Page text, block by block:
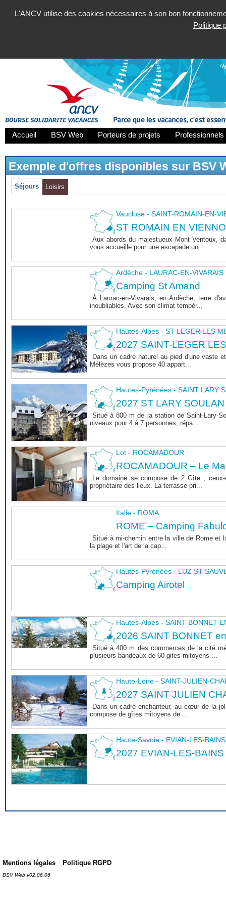
L'ANCV utilise des cookies nécessaires à son bon
Politique
Accueil BSV Web Porteurs de projets
Exemple d'offres disponibles sur BSV
Séjours Loisirs
Vaucluse - SAINT-ROMAIN-EN-
ST ROMAIN EN
Aux abords du majestueux Mont Ventoux,
vous accueille pour une escapade uni...
Ardèche - LAURAC-EN-VIVARAIS
Camping St Amand
À Laurac-en-Vivarais, en Ardèche, terre
inoubliables. Avec son climat tempér...
Hautes-Alpes - ST LEGER LES
2027 SAINT-LEGER
Dans un cadre naturel au pied d'une vaste
Mélèzes vous propose 40 appart...
Hautes-Pyrénées - SAINT LARY
2027 ST LARY SOULAN
Situé à 800 m de la station de Saint-Lary-
niveaux pour 4 à 7 personnes, répa...
Lot - ROCAMADOUR
ROCAMADOUR – Le
Le domaine se compose de 2 Gîte ,
propriétaire des lieux. La terrasse pri...
Italie - ROMA
ROME – Camping
Situé à mi-chemin entre la ville de Rome et
la plage et l'art de la cap...
Hautes-Pyrénées - LUZ ST
Camping Airotel
Hautes-Alpes - SAINT BONNET
2026 SAINT BONNET
Situé à 400 m des commerces de la cité
plusieurs bandeaux de 60 gites mitoyens ...
Haute-Loire - SAINT-JULIEN-
2027 SAINT JULIEN
Dans un cadre enchanteur, au cœur de la
compose de gîtes mitoyens de ...
Haute-Savoie - EVIAN-LES-BAINS
2027 EVIAN-LES-BAINS
Mentions légales Politique RGPD
BSV Web v02.06.06